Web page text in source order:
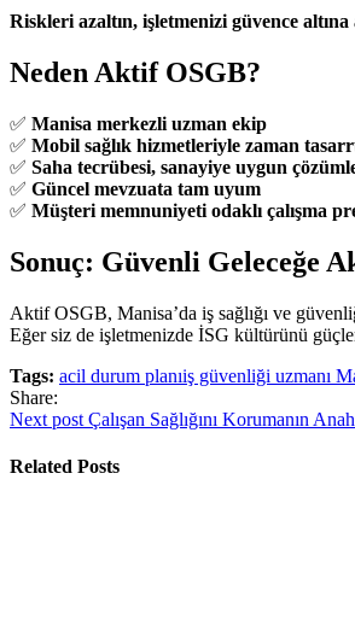
Riskleri azaltın, işletmenizi güvence altına
Neden Aktif OSGB?
✅ Manisa merkezli uzman ekip
✅ Mobil sağlık hizmetleriyle zaman
✅ Saha tecrübesi, sanayiye uygun
✅ Güncel mevzuata tam uyum
✅ Müşteri memnuniyeti odaklı çalışma
Sonuç: Güvenli Geleceğe
Aktif OSGB, Manisa’da iş sağlığı ve
Eğer siz de işletmenizde İSG kültürünü
Tags: acil durum planıiş güvenliği uzmanı
Share:
Yazı
gezinmesi
Next post Çalışan Sağlığını Korumanın
Related Posts